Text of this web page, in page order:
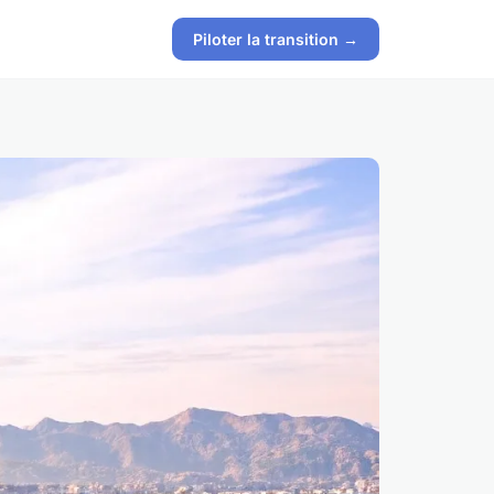
Piloter la transition →